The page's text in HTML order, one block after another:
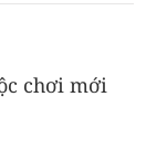
chơi mới